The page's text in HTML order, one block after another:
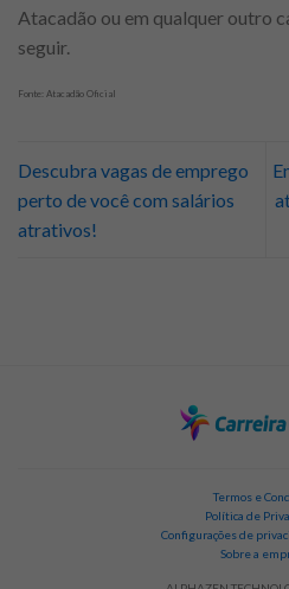
Atacadão ou em qualquer outro
seguir.
Fonte: Atacadão Oficial
Descubra vagas de emprego
perto de você com salários
atrativos!
Termos e
Política de
Configurações de
Sobre a